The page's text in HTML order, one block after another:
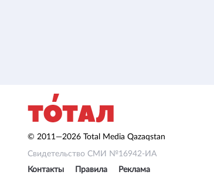
© 2011—2026 Total Media Qazaqstan
Свидетельство СМИ №16942-ИА
Контакты
Правила Реклама